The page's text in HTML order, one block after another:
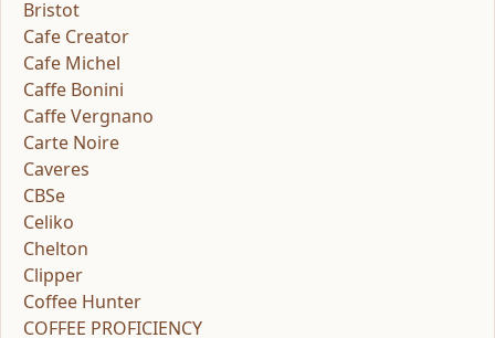
Bristot
Cafe Creator
Cafe Michel
Caffe Bonini
Caffe Vergnano
Carte Noire
Caveres
CBSe
Celiko
Chelton
Clipper
Coffee Hunter
COFFEE PROFICIENCY